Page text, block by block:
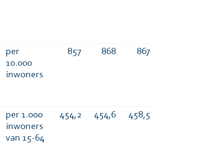
per
10.000
inwoners
857 868 867
per 1.000
inwoners
van 15-64
454,2 454,6 458,5